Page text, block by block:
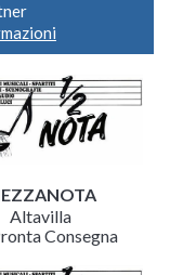
Altavilla
Consegna